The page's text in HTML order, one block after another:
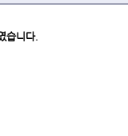
습니다.